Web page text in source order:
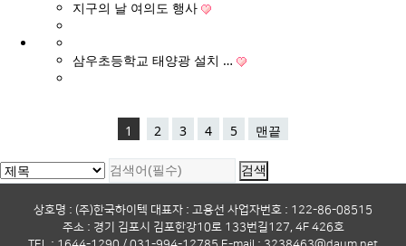
지구의 날 여의도 행사
삼우초등학교 태양광 설치 …
1 2 3 4 5 맨끝
상호명 : (주)한국하이텍 대표자 : 고용선 사업자번호 : 122-86-08515
주소 : 경기 김포시 김포한강10로 133번길127, 4F 426호